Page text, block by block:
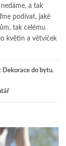
a tak
podívat, jaké
tak celému
květin a větviček
Dekorace do bytu,